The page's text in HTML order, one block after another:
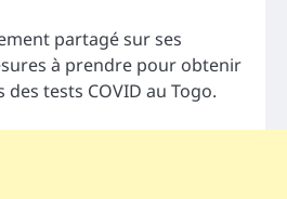
partagé sur ses
à prendre pour obtenir
tests COVID au Togo.